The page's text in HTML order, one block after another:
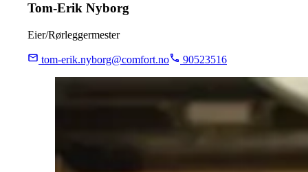
Tom-Erik Nyborg
Eier/Rørleggermester
tom-erik.nyborg@comfort.no 90523516